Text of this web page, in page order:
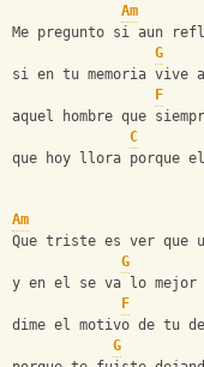
Am
Me pregunto si aun
G
si en tu memoria vive
F
aquel hombre que
C
que hoy llora porque
Am
Que triste es ver que
G
y en el se va lo mejor
F
dime el motivo de tu
G